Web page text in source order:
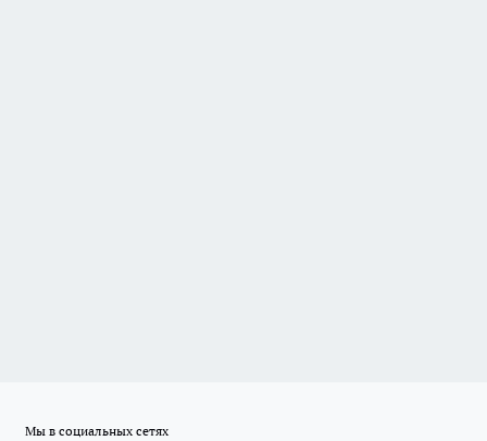
Мы в социальных сетях